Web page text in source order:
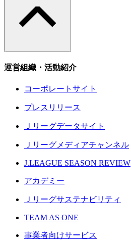
運営組織・活動紹介
コーポレートサイト
プレスリリース
Ｊリーグデータサイト
Ｊリーグメディアチャンネル
J.LEAGUE SEASON REVIEW
アカデミー
Ｊリーグサステナビリティ
TEAM AS ONE
事業者向けサービス